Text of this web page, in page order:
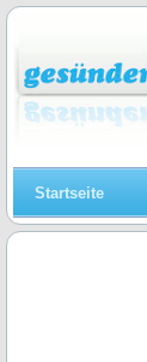
Startseite